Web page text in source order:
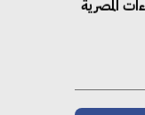
المصرية
إضافة